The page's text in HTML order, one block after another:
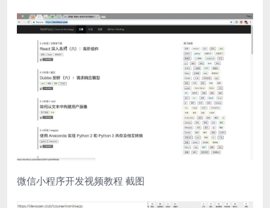
微信小程序开发视频教程 截图